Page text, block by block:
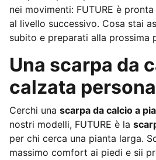
nei movimenti: FUTURE è
al livello successivo. Cosa stai
subito e preparati alla prossima
Una scarpa da
calzata
Cerchi una scarpa da calcio a
nostri modelli, FUTURE è la
per chi cerca una pianta larga.
massimo comfort ai piedi e sii